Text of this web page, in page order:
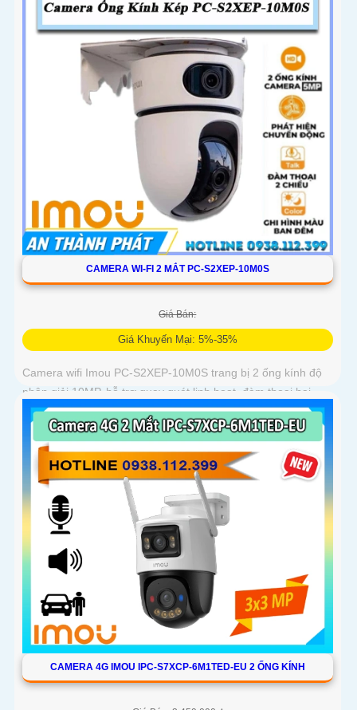
văn phòng
CAMERA WI-FI 2 MẮT PC-S2XEP-10M0S
Giá Bán:
Giá Khuyến Mại: 5%-35%
Camera wifi Imou PC-S2XEP-10M0S trang bị 2 ống kính độ
phân giải 10MP, hỗ trợ quay quét linh hoạt, đàm thoại hai
chiều, chế độ ánh sáng kép ban đêm. Tích hợp Wi-Fi 6, phát
hiện chuyển động, người, thú cưng, cảnh báo vượt rào và
lưu trữ tối đa thẻ nhớ 512GB
CAMERA 4G IMOU IPC-S7XCP-6M1TED-EU 2 ỐNG KÍNH